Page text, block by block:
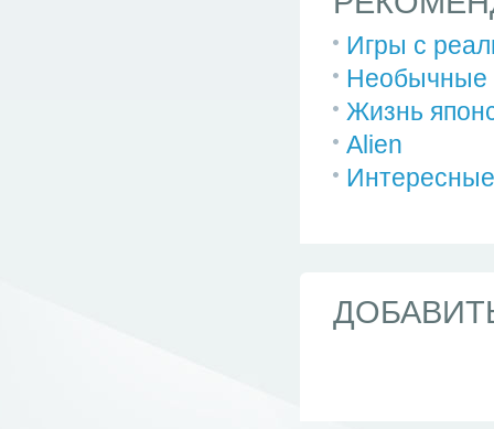
Игры с
Необычные
Жизнь
Alien